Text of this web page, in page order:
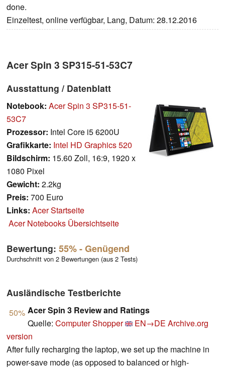
done.
Einzeltest, online verfügbar, Lang, Datum: 28.12.2016
Acer Spin 3 SP315-51-53C7
Ausstattung / Datenblatt
Notebook: Acer Spin 3 SP315-51-
53C7
Prozessor: Intel Core i5 6200U
Grafikkarte: Intel HD Graphics 520
Bildschirm: 15.60 Zoll, 16:9, 1920 x
1080 Pixel
Gewicht: 2.2kg
Preis: 700 Euro
Links: Acer Startseite
Acer Notebooks Übersichtseite
Bewertung: 55%- Genügend
Durchschnitt von 2 Bewertungen (aus 2 Tests)
Ausländische Testberichte
50% Acer Spin 3 Review and Ratings
Quelle: Computer Shopper EN→DE Archive.org
version
After fully recharging the laptop, we set up the machine in
power-save mode (as opposed to balanced or high-